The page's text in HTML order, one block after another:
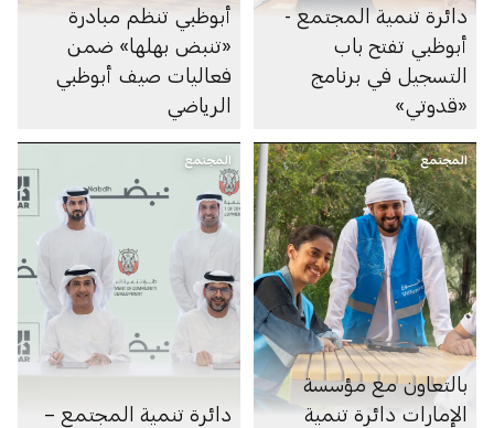
دائرة تنمية المجتمع -
أبوظبي تفتح باب
التسجيل في برنامج
«قدوتي»
أبوظبي تنظم مبادرة
«تنبض بهلها» ضمن
فعاليات صيف أبوظبي
الرياضي
المجتمع
بالتعاون مع مؤسسة
الإمارات دائرة تنمية
المجتمع
دائرة تنمية المجتمع –